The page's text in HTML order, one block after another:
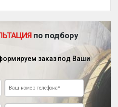
по подбору
заказ под Ваши